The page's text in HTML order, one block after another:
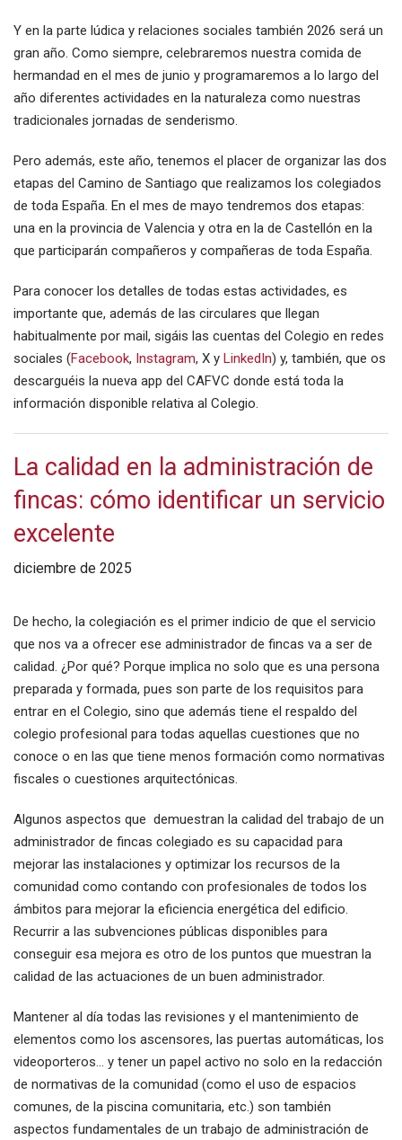
Y en la parte lúdica y relaciones sociales también 2026 será un
gran año. Como siempre, celebraremos nuestra comida de
hermandad en el mes de junio y programaremos a lo largo del
año diferentes actividades en la naturaleza como nuestras
tradicionales jornadas de senderismo.
Pero además, este año, tenemos el placer de organizar las dos
etapas del Camino de Santiago que realizamos los colegiados
de toda España. En el mes de mayo tendremos dos etapas:
una en la provincia de Valencia y otra en la de Castellón en la
que participarán compañeros y compañeras de toda España.
Para conocer los detalles de todas estas actividades, es
importante que, además de las circulares que llegan
habitualmente por mail, sigáis las cuentas del Colegio en redes
sociales (Facebook, Instagram, X y LinkedIn) y, también, que os
descarguéis la nueva app del CAFVC donde está toda la
información disponible relativa al Colegio.
La calidad en la administración de
fincas: cómo identificar un servicio
excelente
diciembre de 2025
De hecho, la colegiación es el primer indicio de que el servicio
que nos va a ofrecer ese administrador de fincas va a ser de
calidad. ¿Por qué? Porque implica no solo que es una persona
preparada y formada, pues son parte de los requisitos para
entrar en el Colegio, sino que además tiene el respaldo del
colegio profesional para todas aquellas cuestiones que no
conoce o en las que tiene menos formación como normativas
fiscales o cuestiones arquitectónicas.
Algunos aspectos que demuestran la calidad del trabajo de un
administrador de fincas colegiado es su capacidad para
mejorar las instalaciones y optimizar los recursos de la
comunidad como contando con profesionales de todos los
ámbitos para mejorar la eficiencia energética del edificio.
Recurrir a las subvenciones públicas disponibles para
conseguir esa mejora es otro de los puntos que muestran la
calidad de las actuaciones de un buen administrador.
Mantener al día todas las revisiones y el mantenimiento de
elementos como los ascensores, las puertas automáticas, los
videoporteros… y tener un papel activo no solo en la redacción
de normativas de la comunidad (como el uso de espacios
comunes, de la piscina comunitaria, etc.) son también
aspectos fundamentales de un trabajo de administración de